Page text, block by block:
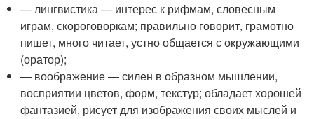
— лингвистика — интерес к рифмам, словесным
играм, скороговоркам; правильно говорит, грамотно
пишет, много читает, устно общается с окружающими
(оратор);
— воображение — силен в образном мышлении,
восприятии цветов, форм, текстур; обладает хорошей
фантазией, рисует для изображения своих мыслей и